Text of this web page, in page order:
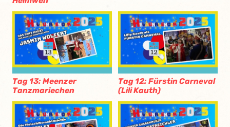
Tag 13: Meenzer
Tanzmariechen
Tag 12: Fürstin Carneval
(Lili Kauth)